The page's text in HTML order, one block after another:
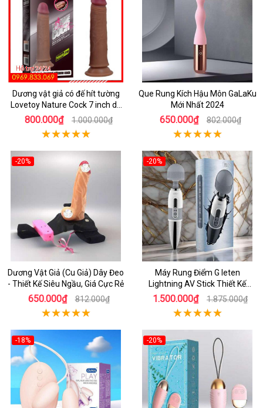
Dương vật giả có đế hít tường
Lovetoy Nature Cock 7 inch da
đen
800.000₫ 1.000.000₫
Que Rung Kích Hậu Môn GaLaKu
Mới Nhất 2024
650.000₫ 802.000₫
-20%
Dương Vật Giả (Cu Giả) Dây Đeo
- Thiết Kế Siêu Ngầu, Giá Cực Rẻ
650.000₫ 812.000₫
-20%
Máy Rung Điểm G leten
Lightning AV Stick Thiết Kế
Thông Minh
1.500.000₫ 1.875.000₫
-18% -20%